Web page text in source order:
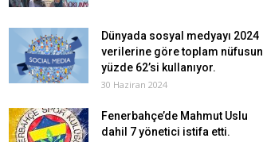
Dünyada sosyal medyayı 2024
verilerine göre toplam nüfusun
yüzde 62’si kullanıyor.
30 Haziran 2024
Fenerbahçe’de Mahmut Uslu
dahil 7 yönetici istifa etti.